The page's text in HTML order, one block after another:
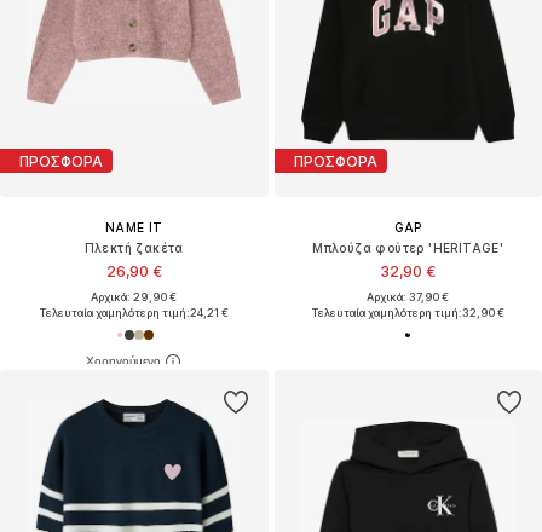
ΠΡΟΣΦΟΡΑ
NAME IT
Πλεκτή ζακέτα
26,90 €
Αρχικά: 29,90 €
Τελευταία χαμηλότερη τιμή:24,21 €
ΠΡΟΣΦΟΡΑ
GAP
Μπλούζα φούτερ 'HERITAGE'
32,90 €
Αρχικά: 37,90 €
Τελευταία χαμηλότερη τιμή:32,90 €